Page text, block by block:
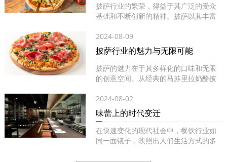
披萨行业的繁荣，得益于其广泛的受众
基础和不断创新的精神。披萨以其丰富
2024-08-09
披萨行业的魅力与无限可能
披萨的魅力在于其多样化的口味和无限
的创意空间。从经典的马苏里拉奶酪披
2024-08-02
味蕾上的时代变迁
在快速变化的现代社会中，餐饮行业如
同一面镜子，映照出人们生活方式的多